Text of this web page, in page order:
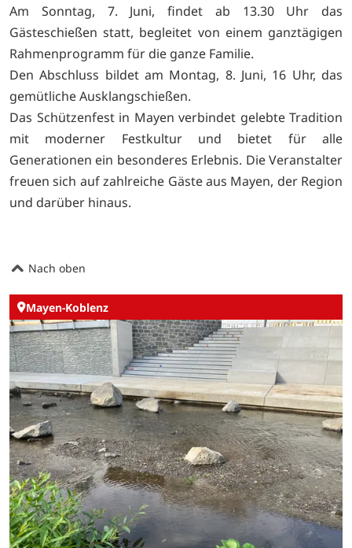
Am Sonntag, 7. Juni, findet ab 13.30 Uhr das
Gästeschießen statt, begleitet von einem ganztägigen
Rahmenprogramm für die ganze Familie.
Den Abschluss bildet am Montag, 8. Juni, 16 Uhr, das
gemütliche Ausklangschießen.
Das Schützenfest in Mayen verbindet gelebte Tradition
mit moderner Festkultur und bietet für alle
Generationen ein besonderes Erlebnis. Die Veranstalter
freuen sich auf zahlreiche Gäste aus Mayen, der Region
und darüber hinaus.
Nach oben
Mayen-Koblenz